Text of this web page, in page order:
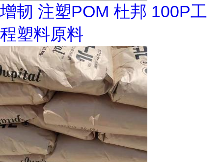
增韧 注塑POM 杜邦 100P工
程塑料原料